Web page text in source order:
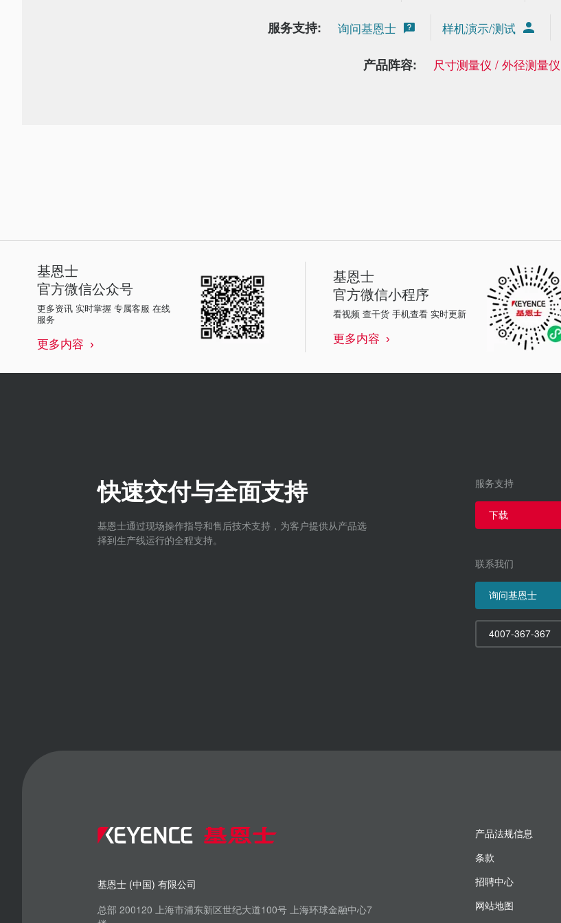
服务支持: 询问基恩士 样机演示/测试
产品阵容: 尺寸测量仪 / 外径测量仪
基恩士
官方微信公众号
更多资讯 实时掌握 专属客服 在线
服务
更多内容
基恩士
官方微信小程序
看视频 查干货 手机查看 实时更新
更多内容
快速交付与全面支持
基恩士通过现场操作指导和售后技术支持，为客户提供从产品选
择到生产线运行的全程支持。
服务支持
下载
联系我们
询问基恩士
4007-367-367
基恩士 (中国) 有限公司
总部 200120 上海市浦东新区世纪大道100号 上海环球金融中心7
产品法规信息
条款
招聘中心
网站地图